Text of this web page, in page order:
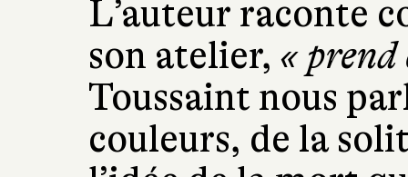
L’auteur raconte
son atelier, « prend
Toussaint nous
couleurs, de la